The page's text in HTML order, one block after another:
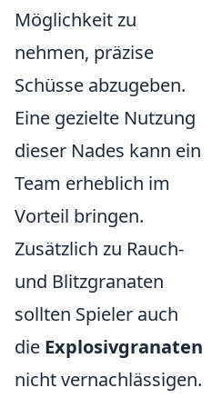
Möglichkeit zu
nehmen, präzise
Schüsse abzugeben.
Eine gezielte Nutzung
dieser Nades kann ein
Team erheblich im
Vorteil bringen.
Zusätzlich zu Rauch-
und Blitzgranaten
sollten Spieler auch
die Explosivgranaten
nicht vernachlässigen.